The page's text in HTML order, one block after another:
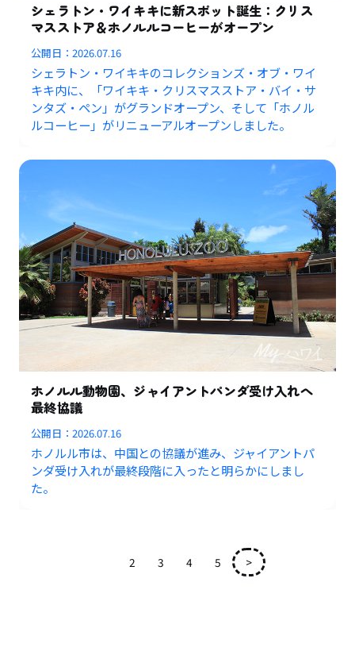
シェラトン・ワイキキに新スポット誕生：クリス
マスストア＆ホノルルコーヒーがオープン
公開日：2026.07.16
シェラトン・ワイキキのコレクションズ・オブ・ワイ
キキ内に、「ワイキキ・クリスマスストア・バイ・サ
ンタズ・ペン」がグランドオープン、そして「ホノル
ルコーヒー」がリニューアルオープンしました。
ホノルル動物園、ジャイアントパンダ受け入れへ
最終協議
公開日：2026.07.16
ホノルル市は、中国との協議が進み、ジャイアントパ
ンダ受け入れが最終段階に入ったと明らかにしまし
た。
2 3 4 5 >